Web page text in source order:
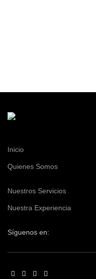
Inicio
Quienes Somos
Nuestros Servicios
Nuestra Experiencia
Síguenos en: